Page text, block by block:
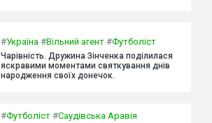
#Україна #Вільний агент #Футболіст
Чарівність. Дружина Зінченка поділилася
яскравими моментами святкування днів
народження своїх донечок.
#Футболіст #Саудівська Аравія